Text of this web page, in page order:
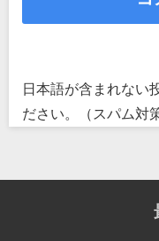
日本語が含まれない
ださい。（スパム対